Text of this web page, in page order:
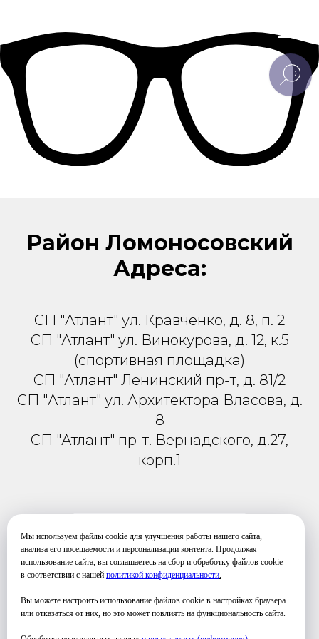
Мы используем файлы cookie для улучшения работы нашего сайта,
анализа его посещаемости и персонализации контента. Продолжая
использование сайта, вы соглашаетесь на сбор и обработку файлов cookie
в соответствии с нашей политикой конфиденциальности.
Вы можете настроить использование файлов cookie в настройках браузера
или отказаться от них, но это может повлиять на функциональность сайта.
Район Ломоносовский
Адреса:
СП "Атлант" ул. Кравченко, д. 8, п. 2
СП "Атлант" ул. Винокурова, д. 12, к.5
(спортивная площадка)
СП "Атлант" Ленинский пр-т, д. 81/2
СП "Атлант" ул. Архитектора Власова, д.
8
СП "Атлант" пр-т. Вернадского, д.27,
корп.1
РАСПИСАНИЕ
Телефон для связи и уточнения